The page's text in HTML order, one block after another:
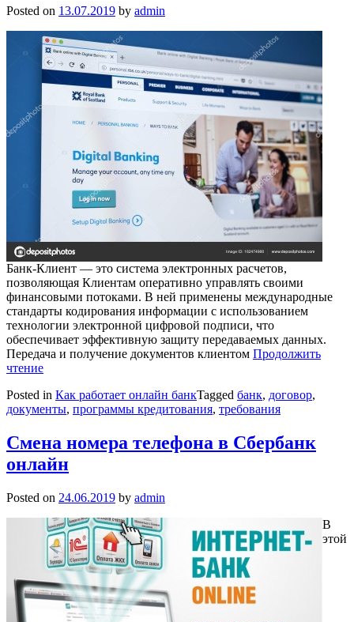
Posted on 13.07.2019 by admin
Банк-Клиент — это система электронных расчетов,
позволяющая Клиентам оперативно управлять своими
финансовыми потоками. В ней применены международные
стандарты кодирования информации с использованием
технологии электронной цифровой подписи, что
обеспечивает эффективную защиту передаваемых данных.
Передача и получение документов клиентом Продолжить
чтение
Posted in Как работает онлайн банкTagged банк, договор,
документы, программы кредитования, требования
Смена номера телефона в Сбербанк
онлайн
Posted on 24.06.2019 by admin
В
этой